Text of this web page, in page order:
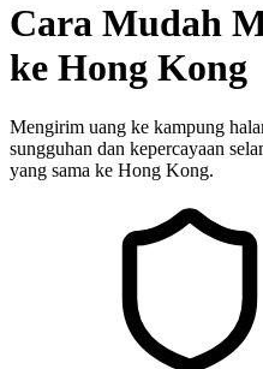
Cara Mudah
ke Hong Kong
Mengirim uang ke kampung
sungguhan dan kepercayaan
yang sama ke Hong Kong.